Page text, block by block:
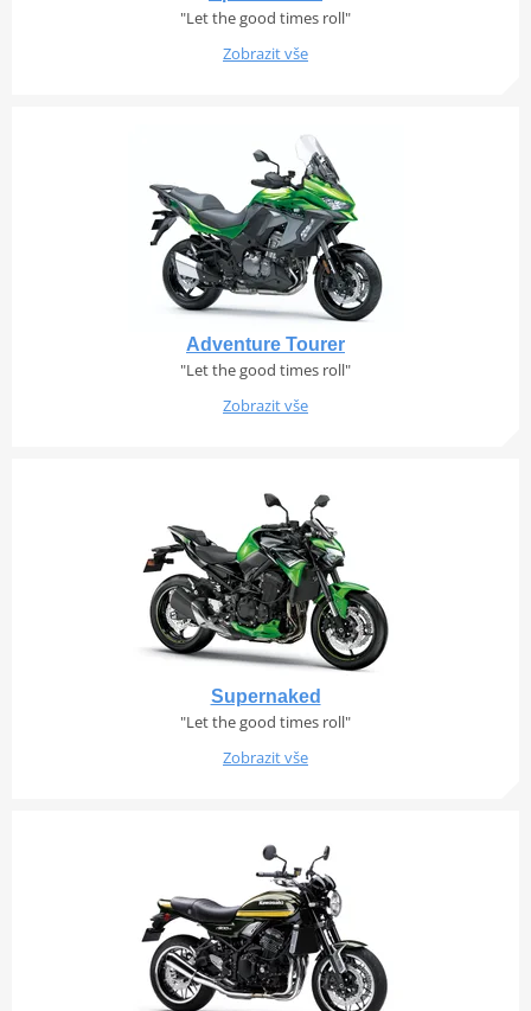
"Let the good times roll"
Zobrazit vše
Adventure Tourer
"Let the good times roll"
Zobrazit vše
Supernaked
"Let the good times roll"
Zobrazit vše